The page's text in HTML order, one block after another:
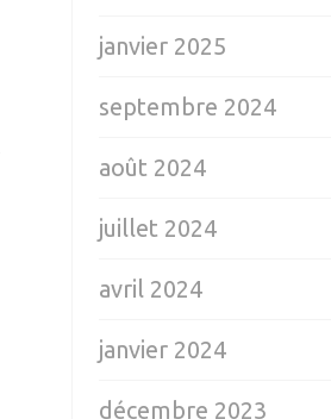
janvier 2025
septembre 2024
août 2024
juillet 2024
avril 2024
janvier 2024
décembre 2023